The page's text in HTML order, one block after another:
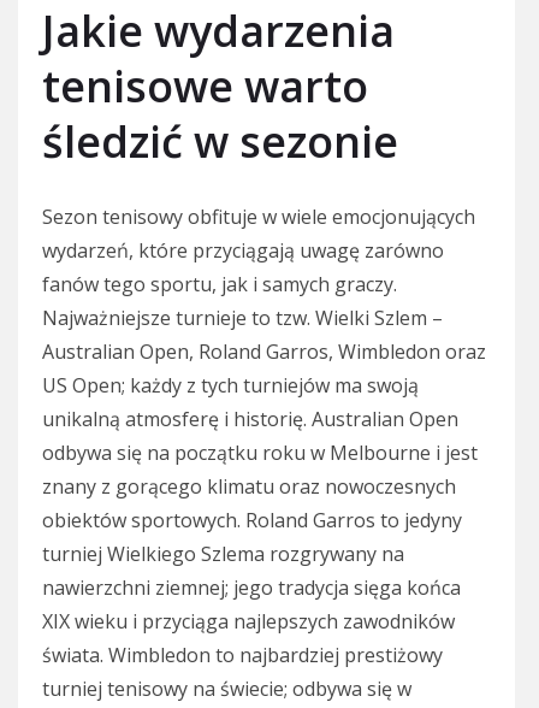
Jakie wydarzenia
tenisowe warto
śledzić w sezonie
Sezon tenisowy obfituje w wiele emocjonujących
wydarzeń, które przyciągają uwagę zarówno
fanów tego sportu, jak i samych graczy.
Najważniejsze turnieje to tzw. Wielki Szlem –
Australian Open, Roland Garros, Wimbledon oraz
US Open; każdy z tych turniejów ma swoją
unikalną atmosferę i historię. Australian Open
odbywa się na początku roku w Melbourne i jest
znany z gorącego klimatu oraz nowoczesnych
obiektów sportowych. Roland Garros to jedyny
turniej Wielkiego Szlema rozgrywany na
nawierzchni ziemnej; jego tradycja sięga końca
XIX wieku i przyciąga najlepszych zawodników
świata. Wimbledon to najbardziej prestiżowy
turniej tenisowy na świecie; odbywa się w